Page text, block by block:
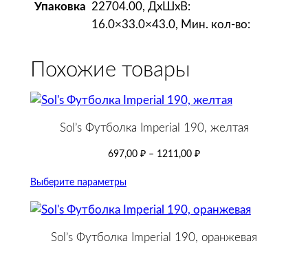
Упаковка 22704.00, ДxШxВ:
16.0×33.0×43.0, Мин. кол-во:
Похожие товары
Sol’s Футболка Imperial 190, желтая
697,00 ₽ – 1211,00 ₽
Выберите параметры
Sol’s Футболка Imperial 190, оранжевая